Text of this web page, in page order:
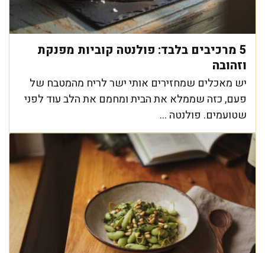
5 מרכיבים בלבד: פולנטה קוביות מפנקת
וזהובה
יש מאכלים שמחזירים אותי ישר לריח מהמטבח של
פעם, כזה שממלא את הבית ומחמם את הלב עוד לפני
שטועמים. פולנטה ...